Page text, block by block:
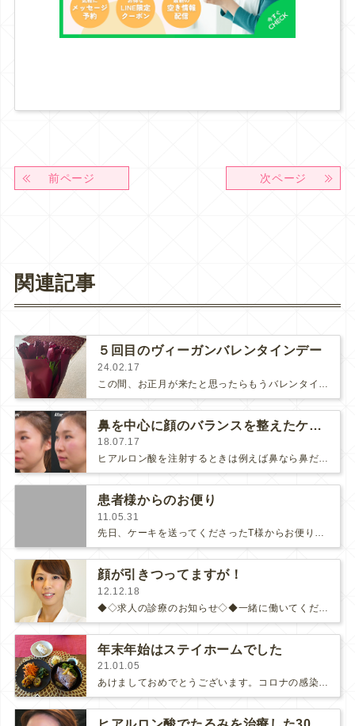
前ページ 次ページ
関連記事
５回目のヴィーガンバレンタインデー
24.02.17
鼻を中心に顔のバランスを整えたケース
18.07.17
ヒアルロン酸を注射するときは例えば鼻なら鼻だけをきれいにするのではなく、色々な箇所をバランスを取りながら注入した方が顔が美しく…
患者様からのお便り
11.05.31
先日、ケーキを送ってくださったT様からお便りを頂きました♪『チーズケーキ、皆さまで召し上がっていただけたようでよかったです＾＾…
顔が引きつってますが！
12.12.18
年末年始はステイホームでした
21.01.05
あけましておめでとうございます。コロナの感染者数が増えていて心配ですが、2021年がどうぞ、平穏な一年になりますように！！…